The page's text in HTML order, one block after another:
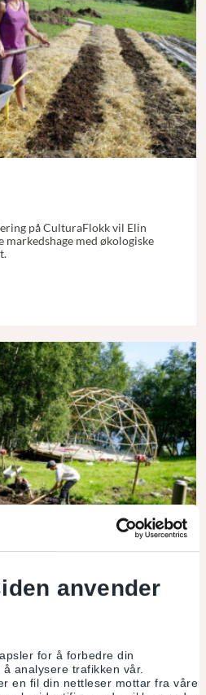
anvender
for å forbedre din
analysere trafikken vår.
en fil din nettleser mottar fra våre
på CulturaFlokk vil Elin
markedshage med økologiske
møtepunktet mellom